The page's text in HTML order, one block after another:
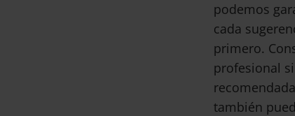
podemos
cada
primero.
profesional
también